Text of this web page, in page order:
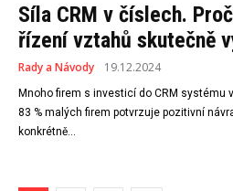
Síla CRM v číslech.
řízení vztahů skutečně
Rady a Návody 19.12.2024
Mnoho firem s investicí do CRM systému
83 % malých firem potvrzuje pozitivní
konkrétně...